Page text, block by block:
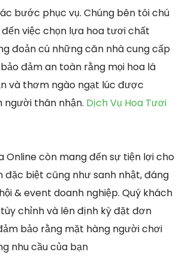
bước phục vụ. Chúng bên tôi chú
việc chọn lựa hoa tươi chất
đoản cú những căn nhà cung cấp
đảm an toàn rằng mọi hoa lá
và thơm ngào ngạt lúc được
người thân nhận. Dịch Vụ Hoa Tươi
Online còn mang đến sự tiện lợi cho
đặc biệt cũng như sanh nhật, đáng
& event doanh nghiệp. Quý khách
chỉnh và lên định kỳ đặt đơn
bảo rằng mặt hàng người chơi
nhu cầu của bạn